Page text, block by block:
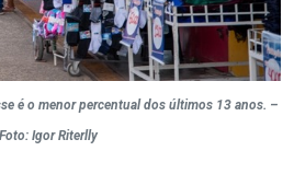
é o menor percentual dos últimos 13 anos. –
Foto: Igor Riterlly